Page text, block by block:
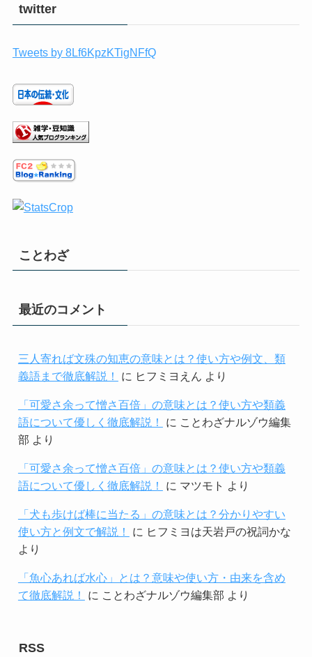
twitter
Tweets by 8Lf6KpzKTigNFfQ
ことわざ
最近のコメント
三人寄れば文殊の知恵の意味とは？使い方や例文、類
義語まで徹底解説！
に ヒフミヨえん より
「可愛さ余って憎さ百倍」の意味とは？使い方や類義
語について優しく徹底解説！
に ことわざナルゾウ編集
部 より
「可愛さ余って憎さ百倍」の意味とは？使い方や類義
語について優しく徹底解説！
に マツモト より
「犬も歩けば棒に当たる」の意味とは？分かりやすい
使い方と例文で解説！
に ヒフミヨは天岩戸の祝詞かな
より
「魚心あれば水心」とは？意味や使い方・由来を含め
て徹底解説！
に ことわざナルゾウ編集部 より
RSS